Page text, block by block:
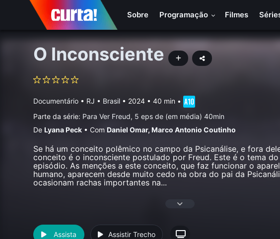
Sobre Programação Filmes
O Inconsciente
Documentário • RJ • Brasil • 2024 • 40 min •
Parte da série: Para Ver Freud, 5 eps de (em média) 40min
DeLyana Peck • Com Daniel Omar,Marco Antonio Coutinho
Se há um conceito polêmico no campo da Psicanálise, e fora
conceito é o inconsciente postulado por Freud. Este é o tema
episódio. As menções a este conceito, que faz funcionar o
humano, aparecem desde muito cedo na obra do pai da
ocasionam rachas importantes na...
Assista Assistir Trecho